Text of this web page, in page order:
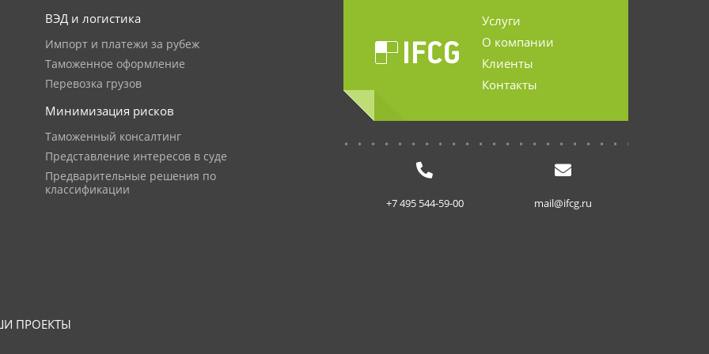
ВЭД и логистика
Импорт и платежи за рубеж
Таможенное оформление
Перевозка грузов
Минимизация рисков
Таможенный консалтинг
Представление интересов в суде
Предварительные решения по
классификации
ПРОЕКТЫ
Услуги
О компании
Клиенты
Контакты
+7 495 544-59-00 mail@ifcg.ru